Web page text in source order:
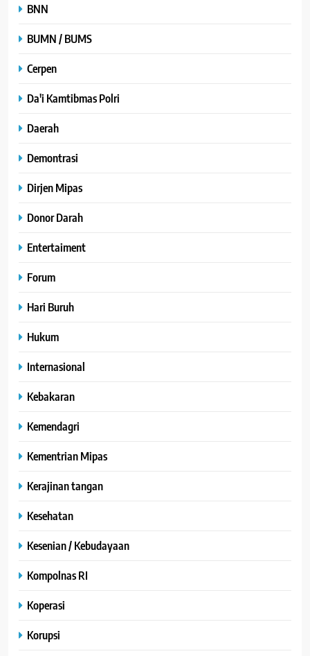
BNN
BUMN / BUMS
Cerpen
Da'i Kamtibmas Polri
Daerah
Demontrasi
Dirjen Mipas
Donor Darah
Entertaiment
Forum
Hari Buruh
Hukum
Internasional
Kebakaran
Kemendagri
Kementrian Mipas
Kerajinan tangan
Kesehatan
Kesenian / Kebudayaan
Kompolnas RI
Koperasi
Korupsi